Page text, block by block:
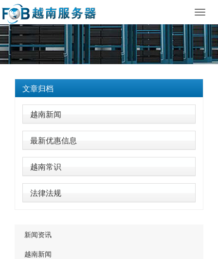
文章归档
越南新闻
最新优惠信息
越南常识
法律法规
新闻资讯
越南新闻